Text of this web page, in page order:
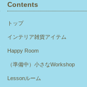
Contents
トップ
インテリア雑貨アイテム
Happy Room
（準備中）小さなWorkshop
Lessonルーム